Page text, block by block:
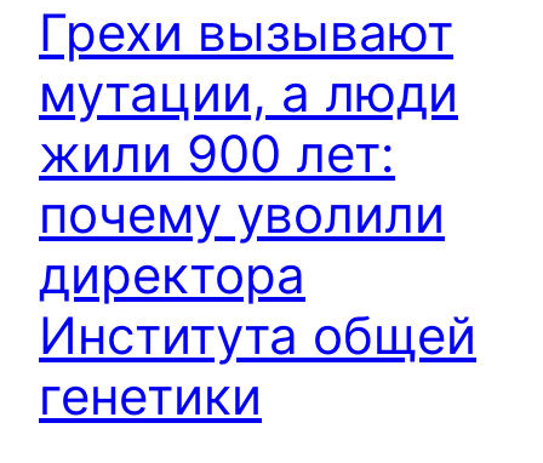
Грехи вызывают
мутации, а люди
жили 900 лет:
почему уволили
директора
Института общей
генетики